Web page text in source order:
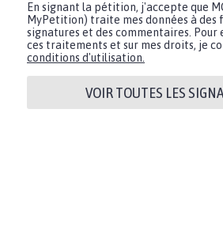
En signant la pétition, j'accepte que
MyPetition) traite mes données à des
signatures et des commentaires. Pour
ces traitements et sur mes droits, je
conditions d'utilisation.
VOIR TOUTES LES